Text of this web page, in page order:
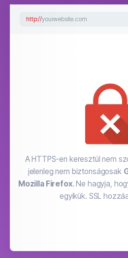
http://yourwebsite.com
A HTTPS-en keresztül nem
jelenleg nem biztonságosak
Mozilla Firefox. Ne hagyja,
egyikük. SSL